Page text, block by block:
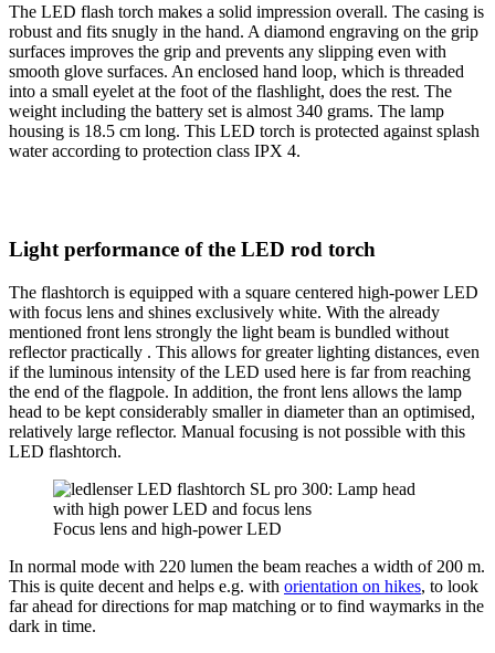
The LED flash torch makes a solid impression overall. The casing is
robust and fits snugly in the hand. A diamond engraving on the grip
surfaces improves the grip and prevents any slipping even with
smooth glove surfaces. An enclosed hand loop, which is threaded
into a small eyelet at the foot of the flashlight, does the rest. The
weight including the battery set is almost 340 grams. The lamp
housing is 18.5 cm long. This LED torch is protected against splash
water according to protection class IPX 4.
Light performance of the LED rod torch
The flashtorch is equipped with a square centered high-power LED
with focus lens and shines exclusively white. With the already
mentioned front lens strongly the light beam is bundled without
reflector practically . This allows for greater lighting distances, even
if the luminous intensity of the LED used here is far from reaching
the end of the flagpole. In addition, the front lens allows the lamp
head to be kept considerably smaller in diameter than an optimised,
relatively large reflector. Manual focusing is not possible with this
LED flashtorch.
Focus lens and high-power LED
In normal mode with 220 lumen the beam reaches a width of 200 m.
This is quite decent and helps e.g. with orientation on hikes, to look
far ahead for directions for map matching or to find waymarks in the
dark in time.